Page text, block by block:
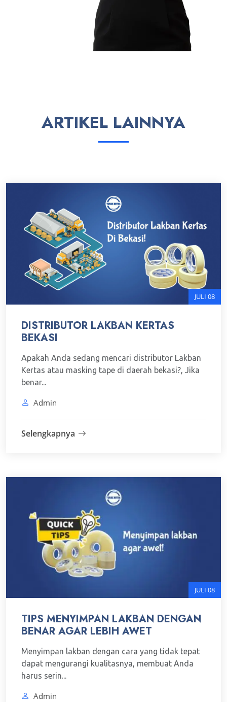
ARTIKEL LAINNYA
JULI 08
DISTRIBUTOR LAKBAN KERTAS
BEKASI
Apakah Anda sedang mencari distributor Lakban
Kertas atau masking tape di daerah bekasi?, Jika
benar...
Admin
Selengkapnya
JULI 08
TIPS MENYIMPAN LAKBAN DENGAN
BENAR AGAR LEBIH AWET
Menyimpan lakban dengan cara yang tidak tepat
dapat mengurangi kualitasnya, membuat Anda
harus serin...
Admin